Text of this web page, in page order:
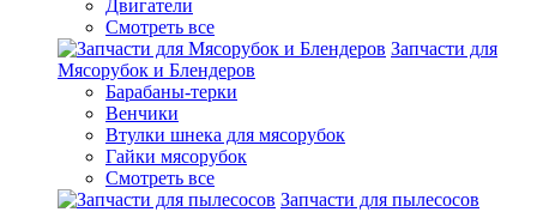
Двигатели
Смотреть все
Запчасти для
Мясорубок и Блендеров
Барабаны-терки
Венчики
Втулки шнека для мясорубок
Гайки мясорубок
Смотреть все
Запчасти для пылесосов